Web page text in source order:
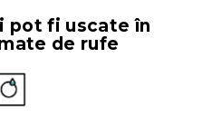
pot fi uscate în
de rufe